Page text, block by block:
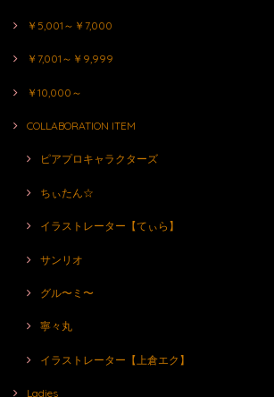
￥5,001～￥7,000
￥7,001～￥9,999
￥10,000～
COLLABORATION ITEM
ピアプロキャラクターズ
ちぃたん☆
イラストレーター【てぃら】
サンリオ
グル〜ミ〜
寧々丸
イラストレーター【上倉エク】
Ladies